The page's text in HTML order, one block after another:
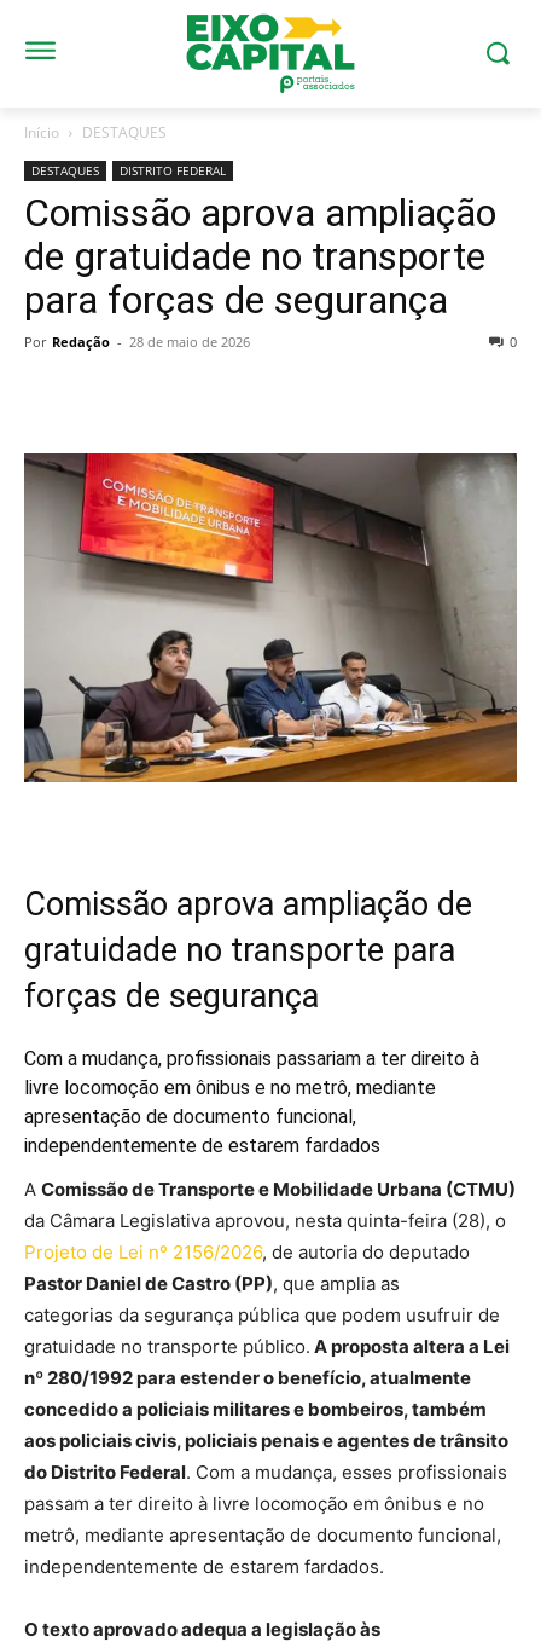
Início DESTAQUES
DESTAQUES DISTRITO FEDERAL
Comissão aprova ampliação
de gratuidade no transporte
para forças de segurança
Por Redação - 28 de maio de 2026 0
Comissão aprova ampliação de
gratuidade no transporte para
forças de segurança
Com a mudança, profissionais passariam a ter direito à
livre locomoção em ônibus e no metrô, mediante
apresentação de documento funcional,
independentemente de estarem fardados
A Comissão de Transporte e Mobilidade Urbana (CTMU)
da Câmara Legislativa aprovou, nesta quinta-feira (28), o
Projeto de Lei nº 2156/2026, de autoria do deputado
Pastor Daniel de Castro (PP), que amplia as
categorias da segurança pública que podem usufruir de
gratuidade no transporte público. A proposta altera a Lei
nº 280/1992 para estender o benefício, atualmente
concedido a policiais militares e bombeiros, também
aos policiais civis, policiais penais e agentes de trânsito
do Distrito Federal. Com a mudança, esses profissionais
passam a ter direito à livre locomoção em ônibus e no
metrô, mediante apresentação de documento funcional,
independentemente de estarem fardados.
O texto aprovado adequa a legislação às